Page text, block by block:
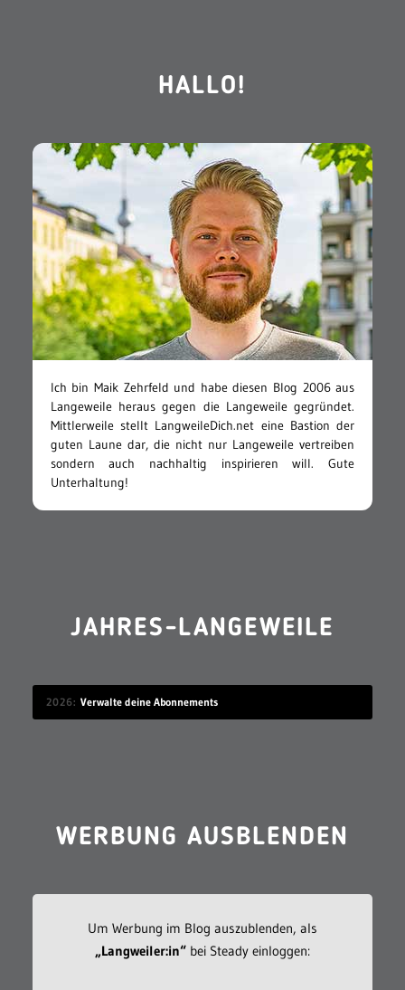
HALLO!
Ich bin Maik Zehrfeld und habe diesen Blog 2006 aus
Langeweile heraus gegen die Langeweile gegründet.
Mittlerweile stellt LangweileDich.net eine Bastion der
guten Laune dar, die nicht nur Langeweile vertreiben
sondern auch nachhaltig inspirieren will. Gute
Unterhaltung!
JAHRES-LANGEWEILE
2026 Verwalte deine Abonnements
WERBUNG AUSBLENDEN
Um Werbung im Blog auszublenden, als
„Langweiler:in“bei Steady einloggen: